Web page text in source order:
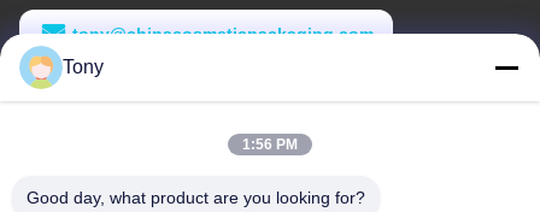
tony@chinacosmeticpackaging.com
Εργασιακό χρόνο
Tony
1:56 PM
Good day, what product are you looking for?